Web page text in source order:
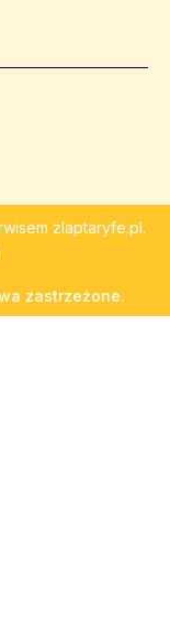
zlaptaryfe.pl.
zastrzeżone.